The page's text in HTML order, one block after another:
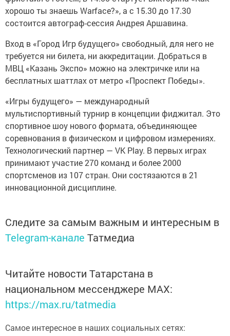
хорошо ты знаешь Warface?», а с 15.30 до 17.30
состоится автограф-сессия Андрея Аршавина.
Вход в «Город Игр будущего» свободный, для него не
требуется ни билета, ни аккредитации. Добраться в
МВЦ «Казань Экспо» можно на электричке или на
бесплатных шаттлах от метро «Проспект Победы».
«Игры будущего» — международный
мультиспортивный турнир в концепции фиджитал. Это
спортивное шоу нового формата, объединяющее
соревнования в физическом и цифровом измерениях.
Технологический партнер — VK Play. В первых играх
принимают участие 270 команд и более 2000
спортсменов из 107 стран. Они состязаются в 21
инновационной дисциплине.
Следите за самым важным и интересным в
Telegram-канале Татмедиа
Читайте новости Татарстана в
национальном мессенджере MАХ:
https://max.ru/tatmedia
Самое интересное в наших социальных сетях: